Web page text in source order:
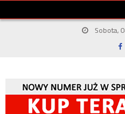
Sobota,